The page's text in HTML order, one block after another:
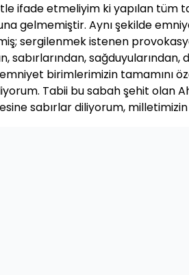
ifade etmeliyim ki yapılan tüm
gelmemiştir. Aynı şekilde
sergilenmek istenen
sabırlarından, sağduyularından,
birimlerimizin tamamını
Tabii bu sabah şehit olan
sabırlar diliyorum, milletimizin